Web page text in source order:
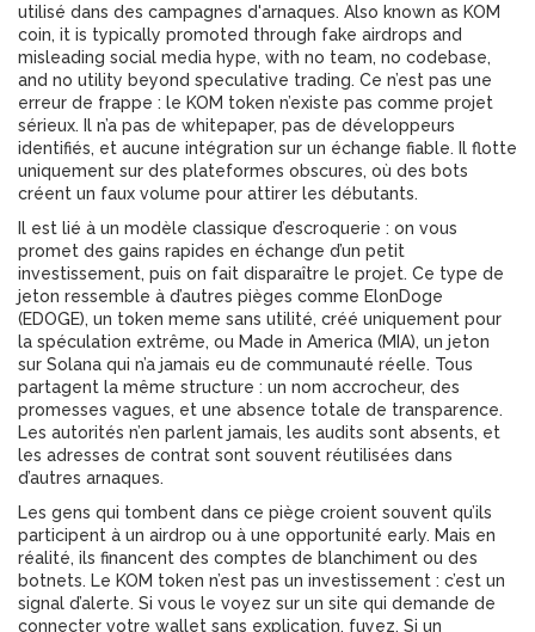
utilisé dans des campagnes d'arnaques. Also known as KOM
coin, it is typically promoted through fake airdrops and
misleading social media hype, with no team, no codebase,
and no utility beyond speculative trading. Ce n’est pas une
erreur de frappe : le KOM token n’existe pas comme projet
sérieux. Il n’a pas de whitepaper, pas de développeurs
identifiés, et aucune intégration sur un échange fiable. Il flotte
uniquement sur des plateformes obscures, où des bots
créent un faux volume pour attirer les débutants.
Il est lié à un modèle classique d’escroquerie : on vous
promet des gains rapides en échange d’un petit
investissement, puis on fait disparaître le projet. Ce type de
jeton ressemble à d’autres pièges comme ElonDoge
(EDOGE), un token meme sans utilité, créé uniquement pour
la spéculation extrême, ou Made in America (MIA), un jeton
sur Solana qui n’a jamais eu de communauté réelle. Tous
partagent la même structure : un nom accrocheur, des
promesses vagues, et une absence totale de transparence.
Les autorités n’en parlent jamais, les audits sont absents, et
les adresses de contrat sont souvent réutilisées dans
d’autres arnaques.
Les gens qui tombent dans ce piège croient souvent qu’ils
participent à un airdrop ou à une opportunité early. Mais en
réalité, ils financent des comptes de blanchiment ou des
botnets. Le KOM token n’est pas un investissement : c’est un
signal d’alerte. Si vous le voyez sur un site qui demande de
connecter votre wallet sans explication, fuyez. Si un